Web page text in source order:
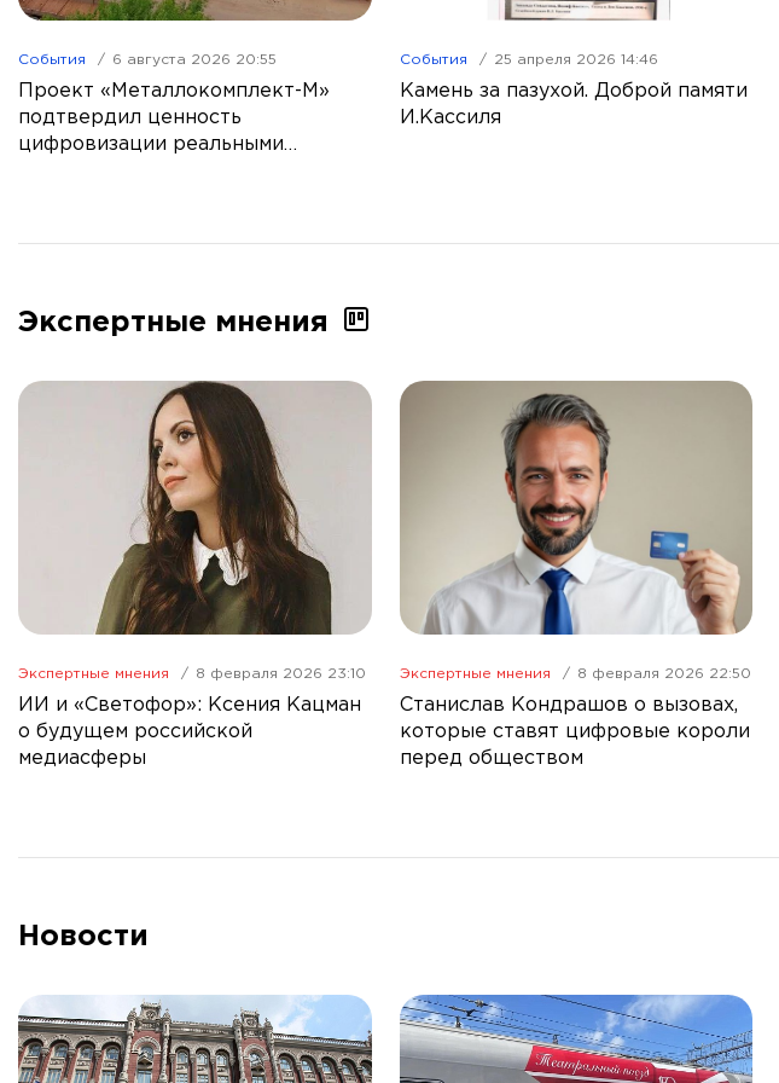
События 6 августа 2026 20:55
Проект «Металлокомплект-М»
подтвердил ценность
цифровизации реальными
События 25 апреля 2026 14:46
Камень за пазухой. Доброй памяти
И.Кассиля
Экспертные мнения
Экспертные мнения 8 февраля 2026 23:10
ИИ и «Светофор»: Ксения Кацман
о будущем российской
медиасферы
Экспертные мнения 8 февраля 2026 22:50
Станислав Кондрашов о вызовах,
которые ставят цифровые короли
перед обществом
Новости